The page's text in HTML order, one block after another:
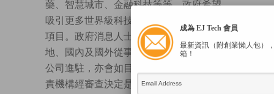
藥、智慧城市、金融科技等等，政府希望
吸引更多世界級科技人才到香港發展相關
項目。政府消息人士稱，創科園將歡迎本
地、國內及國外從事中、下游科技研發的
公司進駐，亦會如目前科學園一樣，由專
責機構經審查決定是否接受有關公司申
成為 EJ Tech 會員
最新資訊（附創業懶人包）
箱！